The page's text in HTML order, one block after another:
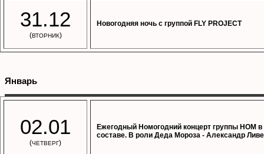
31.12
(ВТОРНИК)
Новогодняя ночь с группой FLY PROJECT
Январь
02.01
(ЧЕТВЕРГ)
Ежегодный Номогодний концерт группы НОМ в
составе. В роли Деда Мороза - Александр